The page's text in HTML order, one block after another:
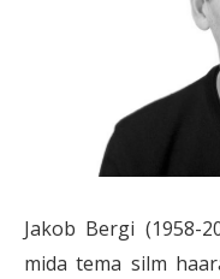
Jakob Bergi (1958-
mida tema silm